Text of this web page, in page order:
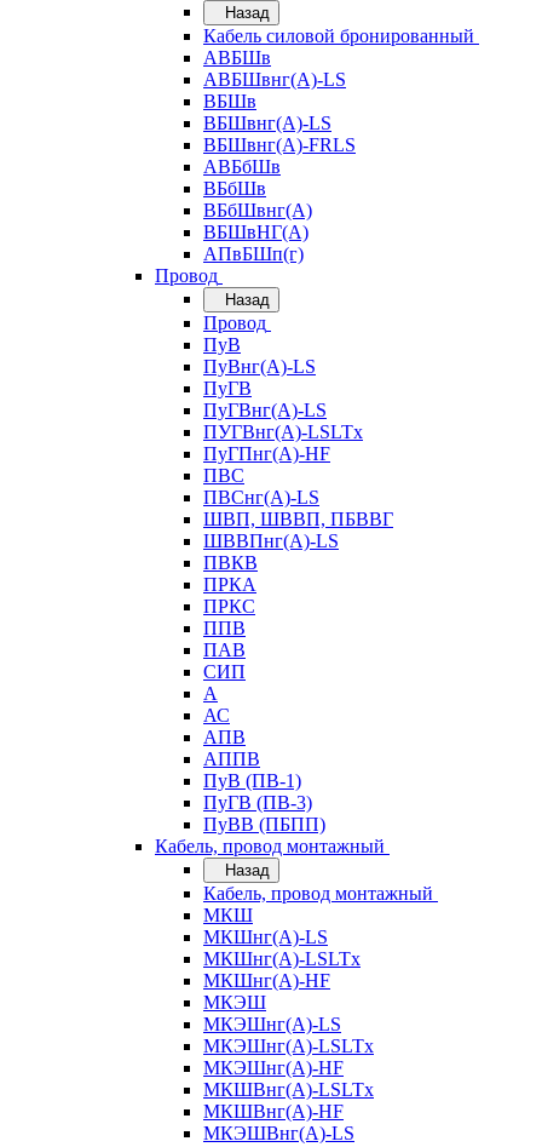
Назад
Кабель силовой бронированный
АВБШв
АВБШвнг(А)-LS
ВБШв
ВБШвнг(А)-LS
ВБШвнг(А)-FRLS
АВБбШв
ВБбШв
ВБбШвнг(А)
ВБШвНГ(А)
АПвБШп(г)
Провод
Назад
Провод
ПуВ
ПуВнг(А)-LS
ПуГВ
ПуГВнг(А)-LS
ПУГВнг(А)-LSLTx
ПуГПнг(А)-HF
ПВС
ПВСнг(А)-LS
ШВП, ШВВП, ПБВВГ
ШВВПнг(А)-LS
ПВКВ
ПРКА
ПРКС
ППВ
ПАВ
СИП
А
АС
АПВ
АППВ
ПуВ (ПВ-1)
ПуГВ (ПВ-3)
ПуВВ (ПБПП)
Кабель, провод монтажный
Назад
Кабель, провод монтажный
МКШ
МКШнг(А)-LS
МКШнг(А)-LSLTx
МКШнг(А)-HF
МКЭШ
МКЭШнг(А)-LS
МКЭШнг(А)-LSLTx
МКЭШнг(А)-HF
МКШВнг(A)-LSLTx
МКШВнг(А)-HF
МКЭШВнг(А)-LS